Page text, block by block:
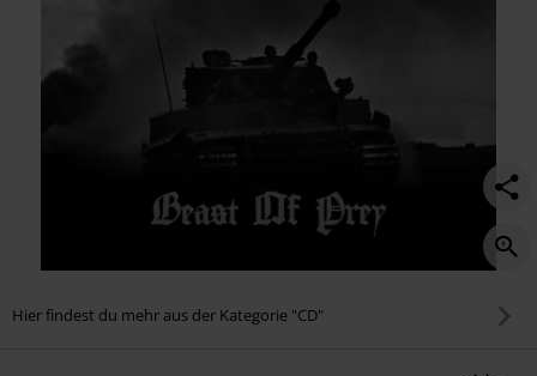
Hier findest du mehr aus der Kategorie "CD"